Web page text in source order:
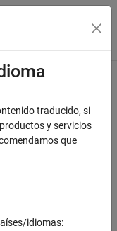
traducido, si
y servicios
que
idiomas: